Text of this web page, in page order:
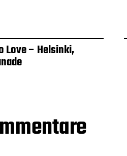
Love – Helsinki,